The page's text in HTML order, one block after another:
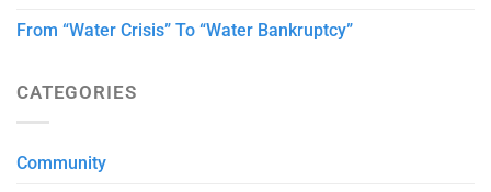
From “Water Crisis” To “Water Bankruptcy”
CATEGORIES
Community